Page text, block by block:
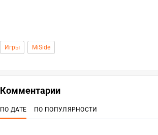
Игры MiSide
Комментарии
ПО ДАТЕ ПО ПОПУЛЯРНОСТИ